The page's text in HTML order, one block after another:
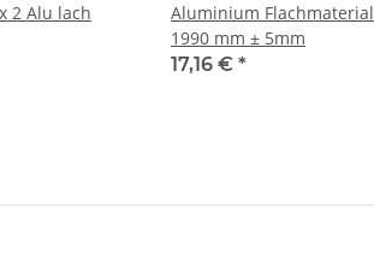
Aluminium Flachmaterial 50 x 5 Alu flach
1990 mm ± 5mm
17,16 € *